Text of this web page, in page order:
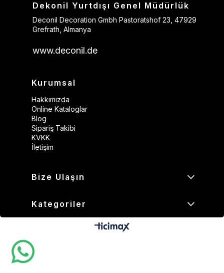
Dekonil Yurtdışı Genel Müdürlük
Deconil Decoration Gmbh Pastoratshof 23, 47929
Grefrath, Almanya
www.deconil.de
Kurumsal
Hakkımızda
Online Kataloglar
Blog
Sipariş Takibi
KVKK
İletişim
Bize Ulaşın
Kategoriler